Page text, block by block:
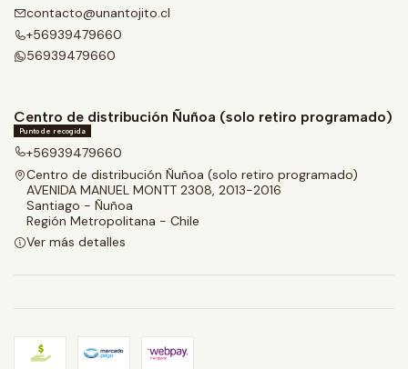
contacto@unantojito.cl
+56939479660
56939479660
Centro de distribución Ñuñoa (solo retiro programado)
Punto de recogida
+56939479660
Centro de distribución Ñuñoa (solo retiro programado)
AVENIDA MANUEL MONTT 2308, 2013-2016
Santiago - Ñuñoa
Región Metropolitana - Chile
Ver más detalles